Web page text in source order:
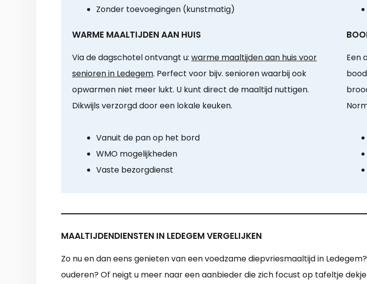
Zonder toevoegingen (kunstmatig)
WARME MAALTIJDEN AAN HUIS
Via de dagschotel ontvangt u: warme maaltijden aan huis voor
senioren in Ledegem. Perfect voor bijv. senioren waarbij ook
opwarmen niet meer lukt. U kunt direct de maaltijd nuttigen.
Dikwijls verzorgd door een lokale keuken.
Vanuit de pan op het bord
WMO mogelijkheden
Vaste bezorgdienst
Een
MAALTIJDENDIENSTEN IN LEDEGEM VERGELIJKEN
Zo nu en dan eens genieten van een voedzame diepvriesmaaltijd in
ouderen? Of neigt u meer naar een aanbieder die zich focust op tafeltje